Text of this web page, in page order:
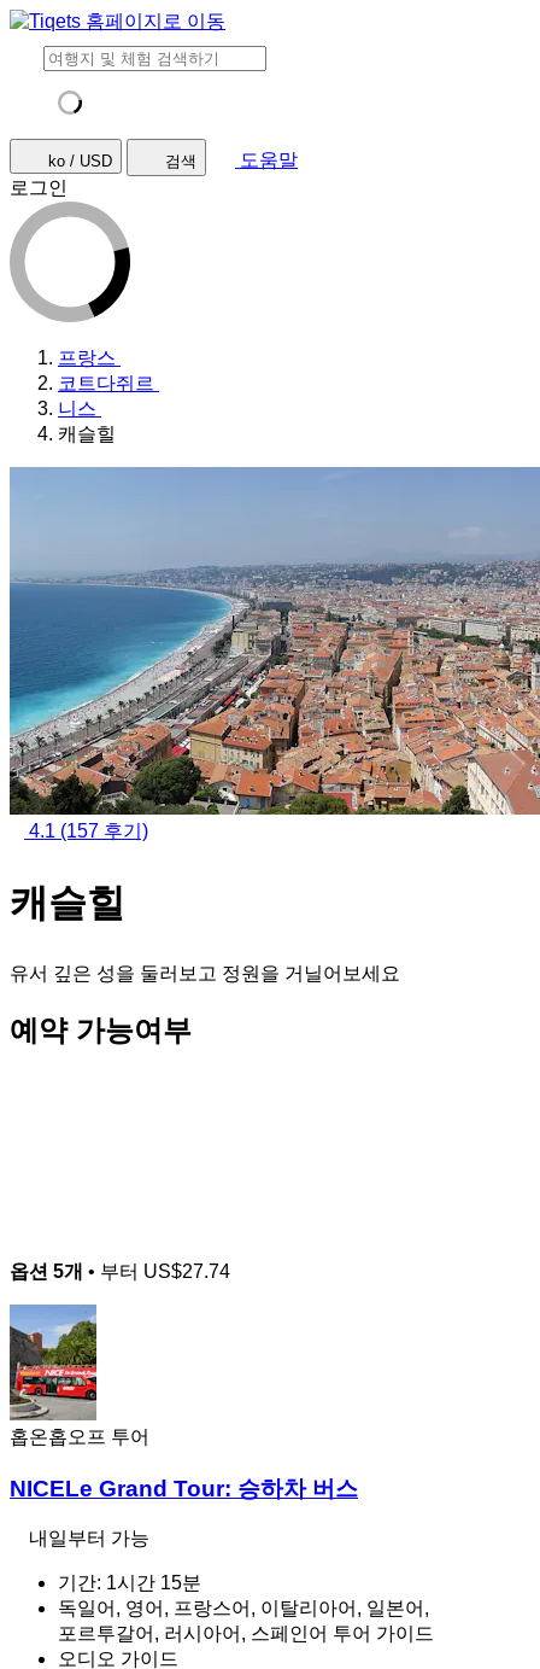
ko / USD 검색
도움말
로그인
프랑스
코트다쥐르
니스
캐슬힐
4.1 (157 후기)
캐슬힐
유서 깊은 성을 둘러보고 정원을 거닐어보세요
예약 가능여부
옵션 5개 • 부터 US$27.74
홉온홉오프 투어
NICELe Grand Tour: 승하차 버스
내일부터 가능
기간: 1시간 15분
독일어, 영어, 프랑스어, 이탈리아어, 일본어,
포르투갈어, 러시아어, 스페인어 투어 가이드
오디오 가이드